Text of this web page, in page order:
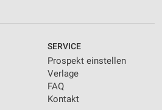
SERVICE
Prospekt einstellen
Verlage
FAQ
Kontakt